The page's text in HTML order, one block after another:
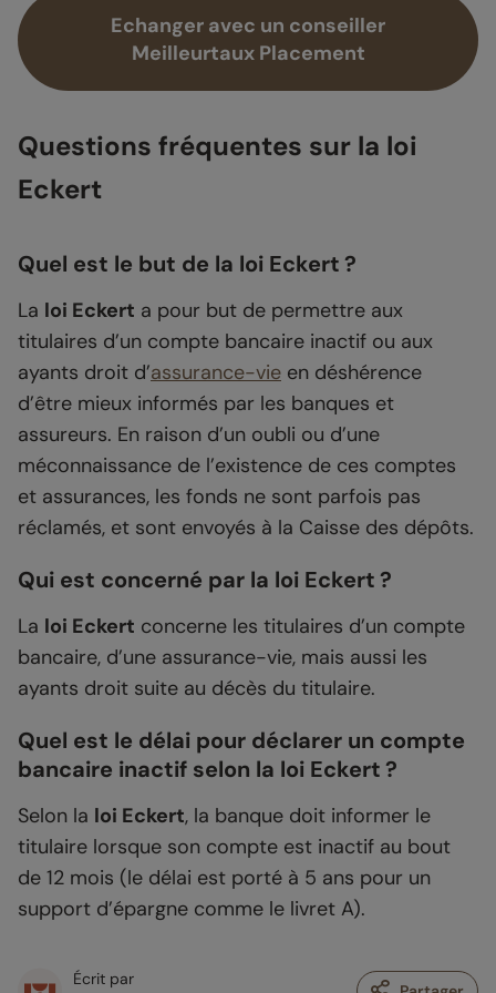
Echanger avec un conseiller
Meilleurtaux Placement
Questions fréquentes sur la loi
Eckert
Quel est le but de la loi Eckert ?
La loi Eckert a pour but de permettre aux
titulaires d’un compte bancaire inactif ou aux
ayants droit d’assurance-vie en déshérence
d’être mieux informés par les banques et
assureurs. En raison d’un oubli ou d’une
méconnaissance de l’existence de ces comptes
et assurances, les fonds ne sont parfois pas
réclamés, et sont envoyés à la Caisse des dépôts.
Qui est concerné par la loi Eckert ?
La loi Eckert concerne les titulaires d’un compte
bancaire, d’une assurance-vie, mais aussi les
ayants droit suite au décès du titulaire.
Quel est le délai pour déclarer un compte
bancaire inactif selon la loi Eckert ?
Selon la loi Eckert, la banque doit informer le
titulaire lorsque son compte est inactif au bout
de 12 mois (le délai est porté à 5 ans pour un
support d’épargne comme le livret A).
Écrit par